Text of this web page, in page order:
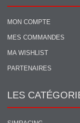
MON COMPTE
MES COMMANDES
MA WISHLIST
PARTENAIRES
LES